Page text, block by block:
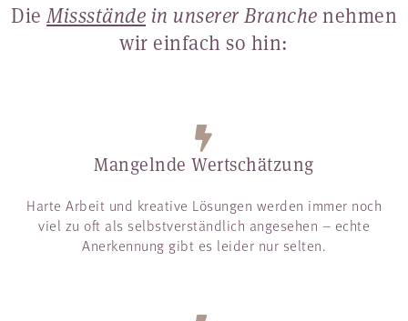
Die Missstände in unserer Branche nehmen
wir einfach so hin:
Mangelnde Wertschätzung
Harte Arbeit und kreative Lösungen werden immer noch
viel zu oft als selbstverständlich angesehen – echte
Anerkennung gibt es leider nur selten.